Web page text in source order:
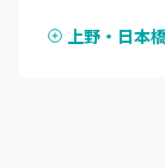
ハンドスカルプ
上野・日本